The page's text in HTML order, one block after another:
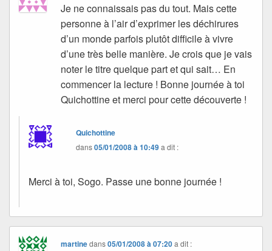
Je ne connaissais pas du tout. Mais cette
personne à l’air d’exprimer les déchirures
d’un monde parfois plutôt difficile à vivre
d’une très belle manière. Je crois que je vais
noter le titre quelque part et qui sait… En
commencer la lecture ! Bonne journée à toi
Quichottine et merci pour cette découverte !
Quichottine
dans05/01/2008 à 10:49a dit :
Merci à toi, Sogo. Passe une bonne journée !
martinedans05/01/2008 à 07:20 a dit :